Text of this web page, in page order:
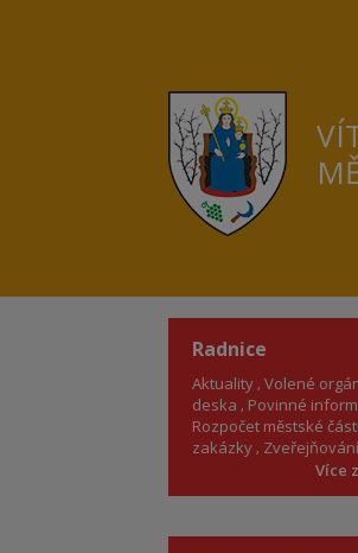
Radnice
Aktuality Volené
deska
Povinné
Rozpočet městské části
zakázky
Více